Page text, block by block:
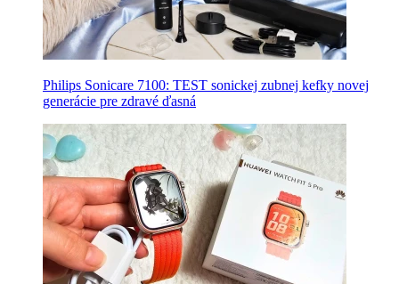
Philips Sonicare 7100: TEST sonickej zubnej kefky novej
generácie pre zdravé ďasná